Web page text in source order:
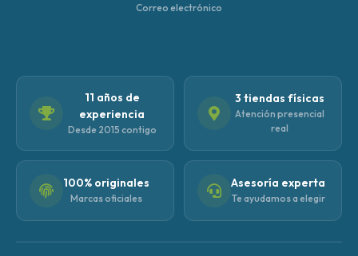
Correo electrónico
11 años de
experiencia
Desde 2015 contigo
3 tiendas físicas
Atención presencial
real
100% originales
Marcas oficiales
Asesoría experta
Te ayudamos a elegir